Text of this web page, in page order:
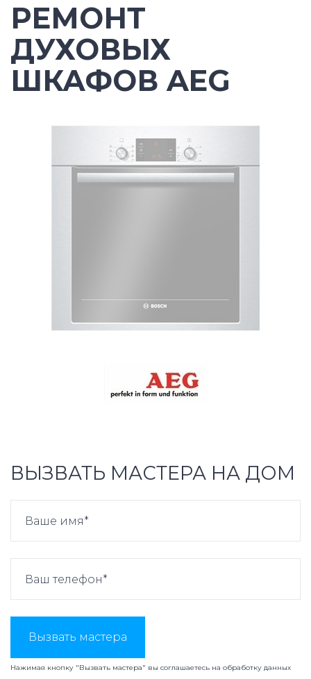
РЕМОНТ
ДУХОВЫХ
ШКАФОВ AEG
ВЫЗВАТЬ МАСТЕРА НА ДОМ
Вызвать мастера
Нажимая кнопку "Вызвать мастера" вы соглашаетесь на обработку данных